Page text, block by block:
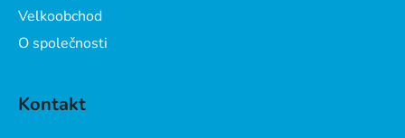
Velkoobchod
O společnosti
Kontakt